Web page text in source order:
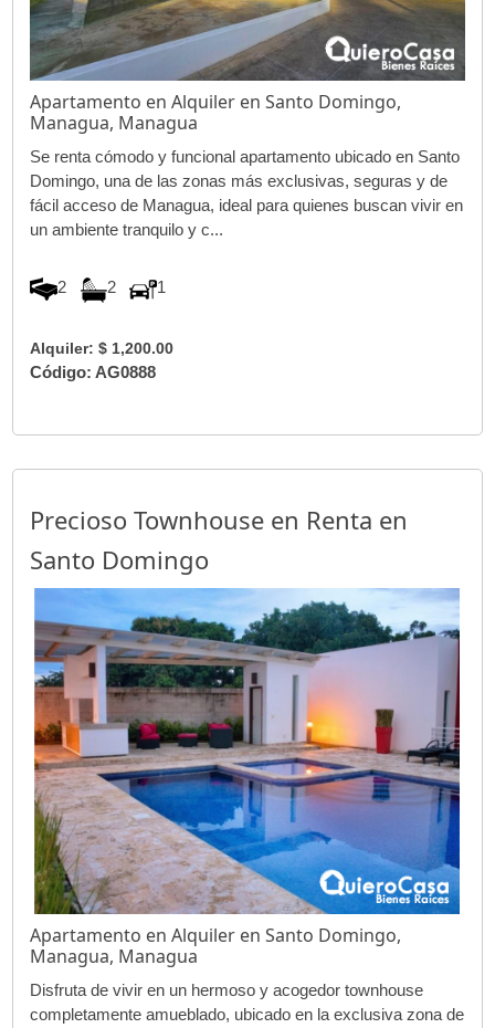
Apartamento en Alquiler en Santo Domingo,
Managua, Managua
Se renta cómodo y funcional apartamento ubicado en Santo
Domingo, una de las zonas más exclusivas, seguras y de
fácil acceso de Managua, ideal para quienes buscan vivir en
un ambiente tranquilo y c...
2 2 1
Alquiler: $ 1,200.00
Código: AG0888
Precioso Townhouse en Renta en
Santo Domingo
Apartamento en Alquiler en Santo Domingo,
Managua, Managua
Disfruta de vivir en un hermoso y acogedor townhouse
completamente amueblado, ubicado en la exclusiva zona de